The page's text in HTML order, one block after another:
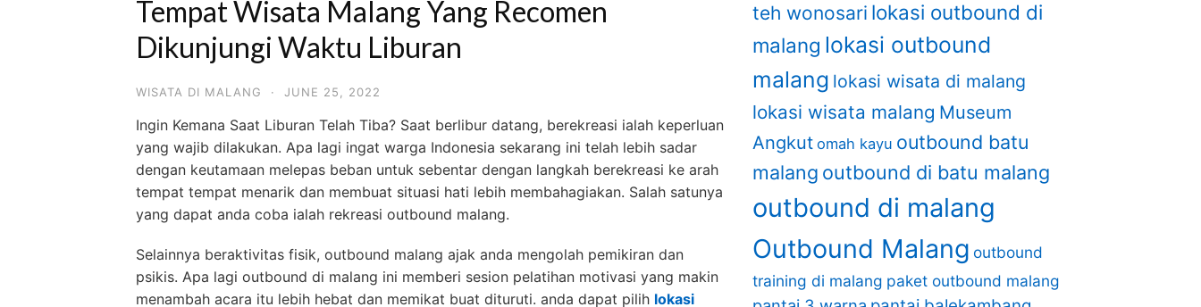
Tempat Wisata Malang Yang Recomen
Dikunjungi Waktu Liburan
WISATA DI MALANG · JUNE 25, 2022
Ingin Kemana Saat Liburan Telah Tiba? Saat berlibur datang, berekreasi ialah keperluan
yang wajib dilakukan. Apa lagi ingat warga Indonesia sekarang ini telah lebih sadar
dengan keutamaan melepas beban untuk sebentar dengan langkah berekreasi ke arah
tempat tempat menarik dan membuat situasi hati lebih membahagiakan. Salah satunya
yang dapat anda coba ialah rekreasi outbound malang.
Selainnya beraktivitas fisik, outbound malang ajak anda mengolah pemikiran dan
psikis. Apa lagi outbound di malang ini memberi sesion pelatihan motivasi yang makin
menambah acara itu lebih hebat dan memikat buat dituruti. anda dapat pilih lokasi
teh wonosari lokasi outbound di
malang lokasi outbound
malang lokasi wisata di malang
lokasi wisata malang Museum
Angkut omah kayu outbound batu
malang outbound di batu malang
outbound di malang
Outbound Malang outbound
training di malang paket outbound malang